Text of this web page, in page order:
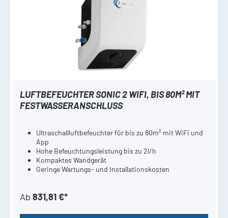
LUFTBEFEUCHTER SONIC 2 WIFI, BIS 80M² MIT
FESTWASSERANSCHLUSS
Ultraschallluftbefeuchter für bis zu 80m² mit WiFi und
App
Hohe Befeuchtungsleistung bis zu 2l/h
Kompaktes Wandgerät
Geringe Wartungs- und Installationskosten
Ab 831,81 €*